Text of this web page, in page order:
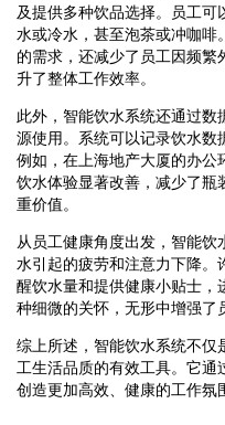
及提供多种饮品选择。员工可
水或冷水，甚至泡茶或冲咖啡
的需求，还减少了员工因频繁
升了整体工作效率。
此外，智能饮水系统还通过数
源使用。系统可以记录饮水数
例如，在上海地产大厦的办公
饮水体验显著改善，减少了瓶
重价值。
从员工健康角度出发，智能
水引起的疲劳和注意力下降。
醒饮水量和提供健康小贴士，
种细微的关怀，无形中增强了
综上所述，智能饮水系统不仅
工生活品质的有效工具。它通
创造更加高效、健康的工作氛